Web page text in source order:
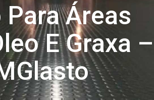
Para Áreas
E Graxa –